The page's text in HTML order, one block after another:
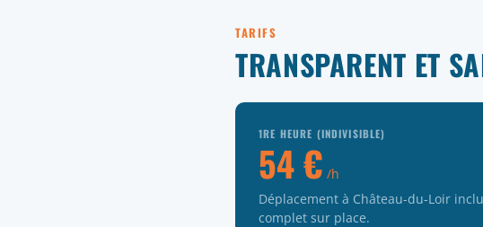
TARIFS
TRANSPARENT ET
1RE HEURE (INDIVISIBLE)
54 € /h
Déplacement à Château-du-Loir
complet sur place.